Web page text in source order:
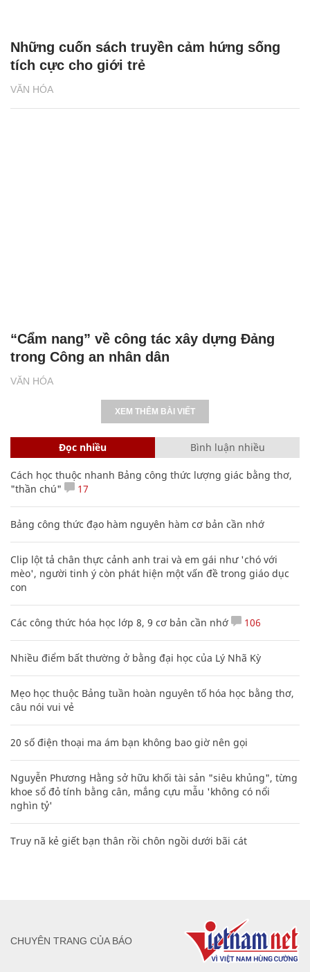
VĂN HÓA
Những cuốn sách truyền cảm hứng sống
tích cực cho giới trẻ
VĂN HÓA
“Cẩm nang” về công tác xây dựng Đảng
trong Công an nhân dân
XEM THÊM BÀI VIẾT
Đọc nhiều Bình luận nhiều
Cách học thuộc nhanh Bảng công thức lượng giác bằng thơ,
"thần chú"
17
Bảng công thức đạo hàm nguyên hàm cơ bản cần nhớ
Clip lột tả chân thực cảnh anh trai và em gái như 'chó với
mèo', người tinh ý còn phát hiện một vấn đề trong giáo dục
con
Các công thức hóa học lớp 8, 9 cơ bản cần nhớ 106
Nhiều điểm bất thường ở bằng đại học của Lý Nhã Kỳ
Mẹo học thuộc Bảng tuần hoàn nguyên tố hóa học bằng thơ,
câu nói vui vẻ
20 số điện thoại ma ám bạn không bao giờ nên gọi
Nguyễn Phương Hằng sở hữu khối tài sản "siêu khủng", từng
khoe sổ đỏ tính bằng cân, mắng cựu mẫu 'không có nổi
nghìn tỷ'
Truy nã kẻ giết bạn thân rồi chôn ngồi dưới bãi cát
CHUYÊN TRANG CỦA BÁO